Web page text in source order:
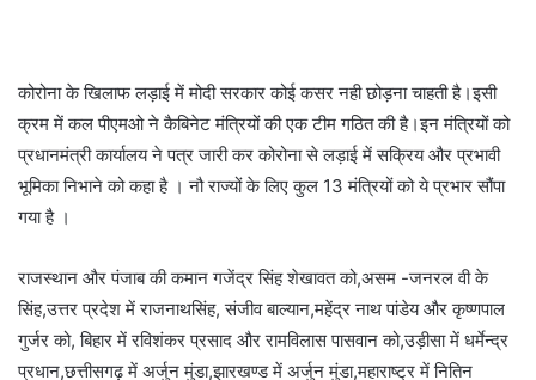
कोरोना के खिलाफ लड़ाई में मोदी सरकार कोई कसर नही छोड़ना चाहती है।इसी
क्रम में कल पीएमओ ने कैबिनेट मंत्रियों की एक टीम गठित की है।इन मंत्रियों को
प्रधानमंत्री कार्यालय ने पत्र जारी कर कोरोना से लड़ाई में सक्रिय और प्रभावी
भूमिका निभाने को कहा है । नौ राज्यों के लिए कुल 13 मंत्रियों को ये प्रभार सौंपा
गया है ।
राजस्थान और पंजाब की कमान गजेंद्र सिंह शेखावत को,असम -जनरल वी के
सिंह,उत्तर प्रदेश में राजनाथसिंह, संजीव बाल्यान,महेंद्र नाथ पांडेय और कृष्णपाल
गुर्जर को, बिहार में रविशंकर प्रसाद और रामविलास पासवान को,उड़ीसा में धर्मेन्द्र
प्रधान,छत्तीसगढ़ में अर्जुन मुंडा,झारखण्ड में अर्जुन मुंडा,महाराष्ट्र में नितिन